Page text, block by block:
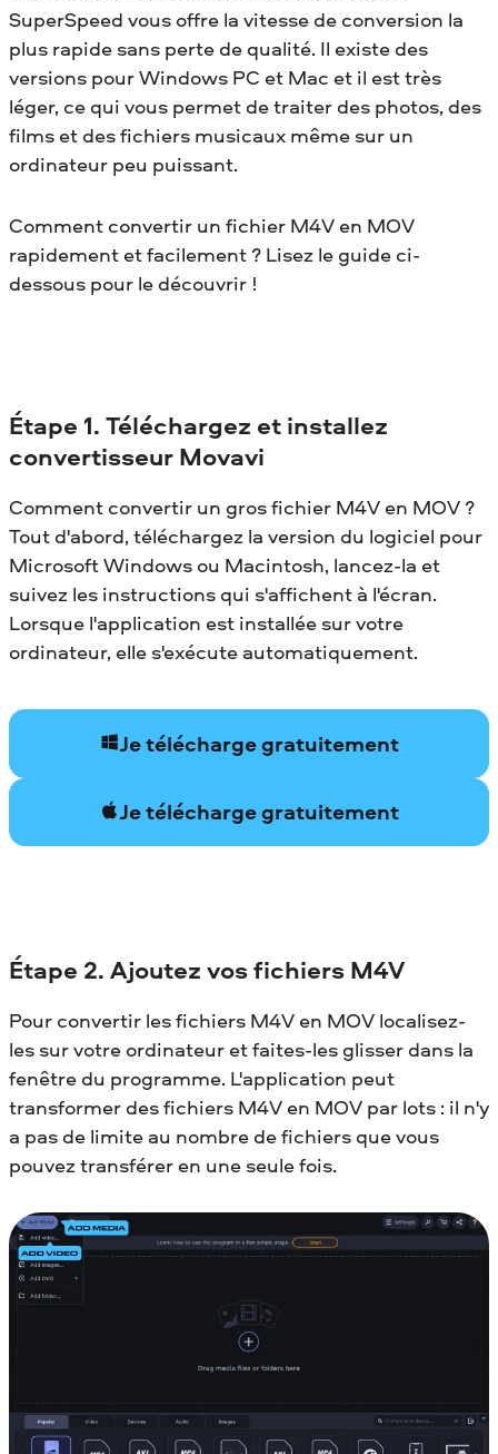
SuperSpeed vous offre la vitesse de conversion la
plus rapide sans perte de qualité. Il existe des
versions pour Windows PC et Mac et il est très
léger, ce qui vous permet de traiter des photos, des
films et des fichiers musicaux même sur un
ordinateur peu puissant.
Comment convertir un fichier M4V en MOV
rapidement et facilement ? Lisez le guide ci-
dessous pour le découvrir !
Étape 1. Téléchargez et installez
convertisseur Movavi
Comment convertir un gros fichier M4V en MOV ?
Tout d'abord, téléchargez la version du logiciel pour
Microsoft Windows ou Macintosh, lancez-la et
suivez les instructions qui s'affichent à l'écran.
Lorsque l'application est installée sur votre
ordinateur, elle s'exécute automatiquement.
Je télécharge gratuitement
Je télécharge gratuitement
Étape 2. Ajoutez vos fichiers M4V
Pour convertir les fichiers M4V en MOV localisez-
les sur votre ordinateur et faites-les glisser dans la
fenêtre du programme. L'application peut
transformer des fichiers M4V en MOV par lots : il n'y
a pas de limite au nombre de fichiers que vous
pouvez transférer en une seule fois.